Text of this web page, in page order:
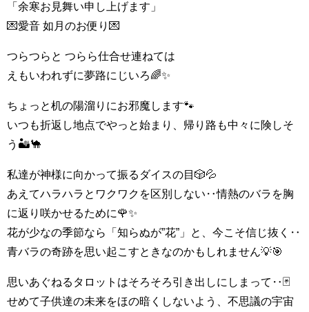
「余寒お見舞い申し上げます」
💌愛音 如月のお便り💌
つらつらと つらら仕合せ連ねては
えもいわれずに夢路にじいろ🌈✨
ちょっと机の陽溜りにお邪魔します🐾
いつも折返し地点でやっと始まり、帰り路も中々に険しそ
う🏜🐪
私達が神様に向かって振るダイスの目🎲💦
あえてハラハラとワクワクを区別しない‥情熱のバラを胸
に返り咲かせるために🌹✨
花が少なの季節なら「知らぬが”花”」と、今こそ信じ抜く‥
青バラの奇跡を思い起こすときなのかもしれません💡🎯
思いあぐねるタロットはそろそろ引き出しにしまって‥🃏
せめて子供達の未来をほの暗くしないよう、不思議の宇宙